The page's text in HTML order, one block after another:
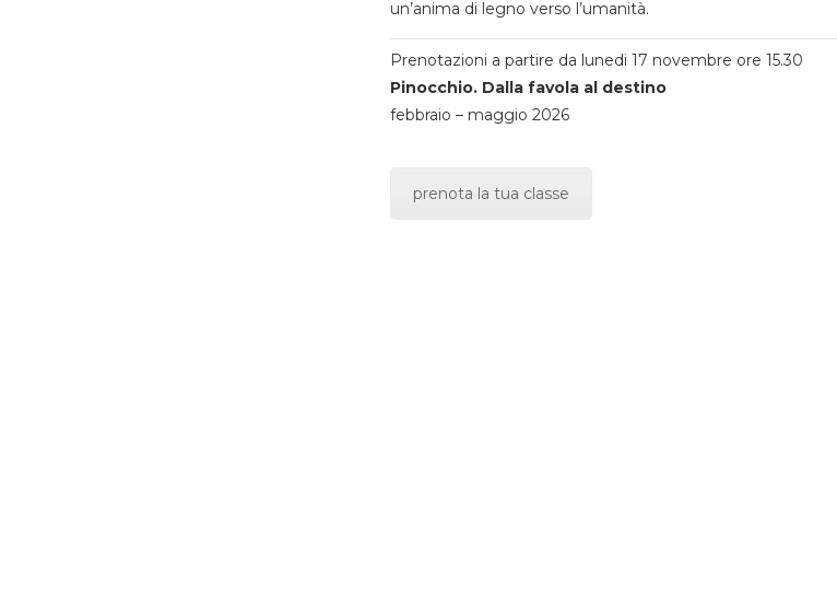
un’anima di legno verso l’umanità.
Prenotazioni a partire da lunedi 17 novembre ore 15.30
Pinocchio. Dalla favola al destino
febbraio – maggio 2026
prenota la tua classe